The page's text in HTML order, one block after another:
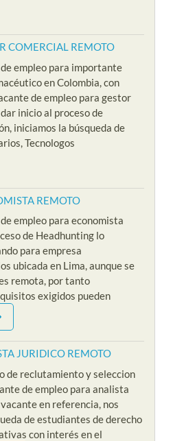
COMERCIAL REMOTO
empleo para importante
en Colombia, con
de empleo para gestor
inicio al proceso de
iniciamos la búsqueda de
Tecnologos
REMOTO
empleo para economista
de Headhunting lo
para empresa
ubicada en Lima, aunque se
remota, por tanto
exigidos pueden
JURIDICO REMOTO
de reclutamiento y seleccion
de empleo para analista
en referencia, nos
de estudiantes de derecho
con interés en el